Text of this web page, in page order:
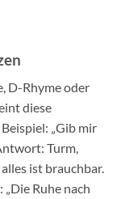
D-Rhyme oder
diese
„Gib mir
Turm,
ist brauchbar.
Ruhe nach